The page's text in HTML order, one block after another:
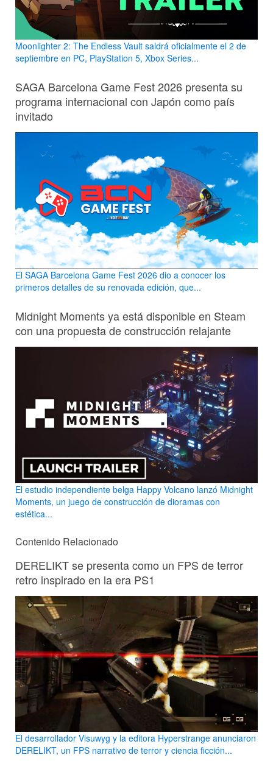
Moonlighter 2: The Endless Vault saldrá oficialmente el 2 de
septiembre en PC, PlayStation 5, Xbox Series...
SAGA Barcelona Game Fest 2026 presenta su
programa internacional con Japón como país
invitado
El SAGA Barcelona Game Fest 2026 dio a conocer los
primeros detalles de su renovada edición, que...
Midnight Moments ya está disponible en Steam
con una propuesta de construcción relajante
El estudio independiente belga Happy Volcano lanzó Midnight
Moments, un juego de construcción de dioramas con
estética...
Contenido Relacionado
DERELIKT se presenta como un FPS de terror
retro inspirado en la era PS1
El desarrollador Visuwyg y la editora Hyperstrange anunciaron
DERELIKT, un FPS narrativo de terror y ciencia ficción...